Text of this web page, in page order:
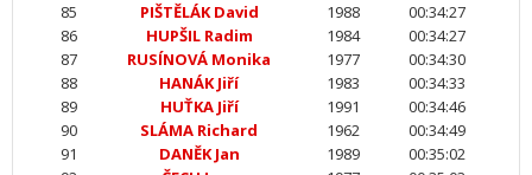
85
PIŠTĚLÁK David 1988
00:34:27
86
HUPŠIL Radim 1984
00:34:27
87
RUSÍNOVÁ Monika 1977
00:34:30
88
HANÁK Jiří 1983
00:34:33
89
HUŤKA Jiří 1991
00:34:46
90
SLÁMA Richard 1962
00:34:49
91
DANĚK Jan 1989
00:35:02